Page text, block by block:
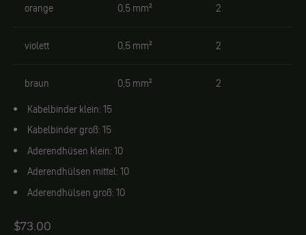
orange 0,5 mm² 2
violett 0,5 mm² 2
braun 0,5 mm²
2
Kabelbinder klein: 15
Kabelbinder groß: 15
Aderendhüsen klein: 10
Aderendhülsen mittel: 10
Aderendhülsen groß: 10
Angebot
$73.00